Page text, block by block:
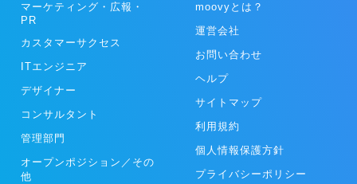
マーケティング・広報・
PR
カスタマーサクセス
ITエンジニア
デザイナー
コンサルタント
管理部門
オープンポジション／その
他
moovyとは？
運営会社
お問い合わせ
ヘルプ
サイトマップ
利用規約
個人情報保護方針
プライバシーポリシー